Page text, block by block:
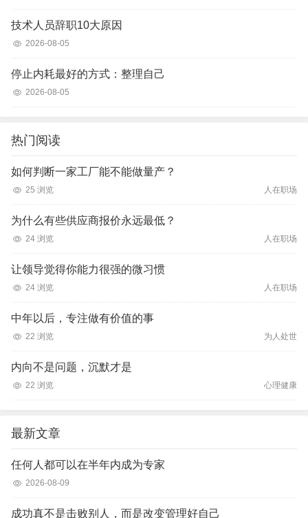
技术人员辞职10大原因
2026-08-05
停止内耗最好的方式：整理自己
2026-08-05
热门阅读
如何判断一家工厂能不能做量产？
25 浏览 人在职场
为什么有些供应商报价永远最低？
24 浏览 人在职场
让领导觉得你能力很强的微习惯
24 浏览 人在职场
中年以后，专注做有价值的事
22 浏览 为人处世
内向不是问题，沉默才是
22 浏览 心理健康
最新文章
任何人都可以在半年内成为专家
2026-08-09
成功真不是击败别人，而是改变管理好自己